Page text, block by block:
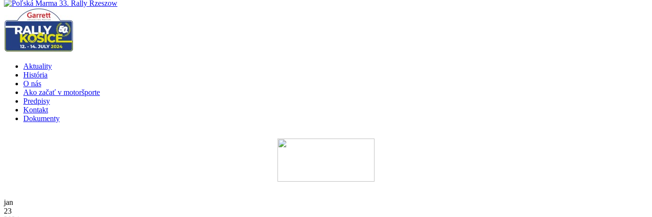
Aktuality
História
O nás
Ako začať v motoršporte
Predpisy
Kontakt
Dokumenty
jan
23